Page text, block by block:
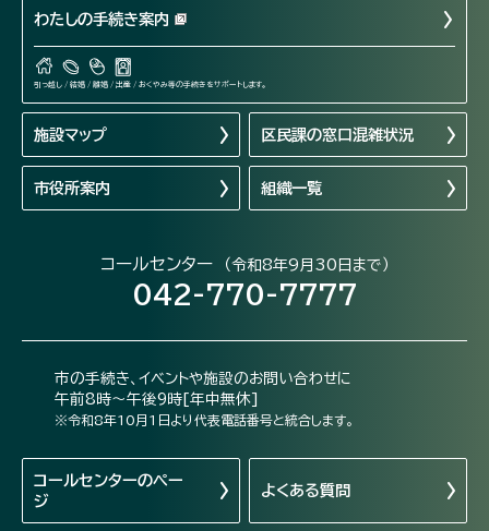
わたしの手続き案内
引っ越し / 結婚 / 離婚 / 出産 / おくやみ等の手続きをサポートします。
施設マップ 区民課の窓口混雑状況
市役所案内 組織一覧
コールセンター （令和8年9月30日まで）
042-770-7777
市の手続き、イベントや施設のお問い合わせに
午前8時～午後9時[年中無休]
※令和8年10月1日より代表電話番号と統合します。
コールセンターのペー
ジ
よくある質問